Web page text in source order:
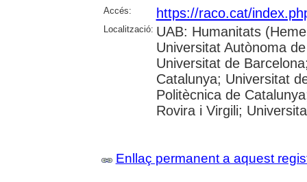
Accés: https://raco.cat/
Localització: UAB: Humanitats
Universitat Autònoma
Universitat de
Catalunya; Universitat
Politècnica de
Rovira i Virgili;
Enllaç permanent a aquest